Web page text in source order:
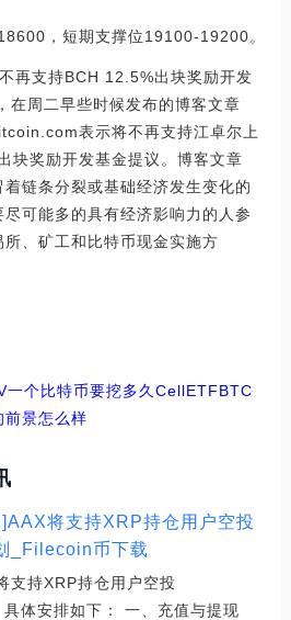
，短期支撑位19100-19200。
再支持BCH 12.5%出块奖励开发
在周二早些时候发布的博客文章
表示将不再支持江卓尔上
块奖励开发基金提议。博客文章
链条分裂或基础经济发生变化的
可能多的具有经济影响力的人参
、矿工和比特币现金实施方
一个比特币要挖多久CellETFBTC
前景怎么样
将支持XRP持仓用户空投
_Filecoin币下载
支持XRP持仓用户空投
体安排如下： 一、充值与提现